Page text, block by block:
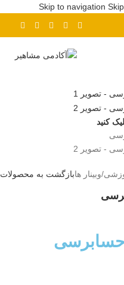
Skip to navigation
کنید
/وبینار هابازگشت به محصولات